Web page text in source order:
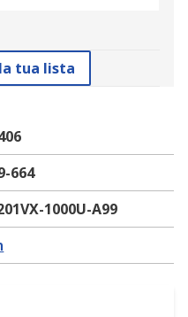
tua lista
664
1000U-A99